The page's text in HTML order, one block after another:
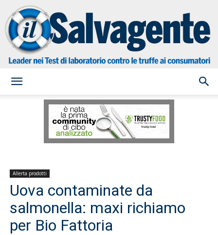
Salvagente
Allerta prodotti
Uova contaminate da
salmonella: maxi richiamo
per Bio Fattoria